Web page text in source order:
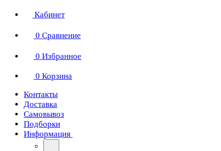
Кабинет
0 Сравнение
0 Избранное
0 Корзина
Контакты
Доставка
Самовывоз
Подборки
Информация